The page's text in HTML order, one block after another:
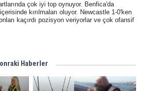
çok iyi top oynuyor. Benfica'da
kırılmaları oluyor. Newcastle 1-0'ken
kaçırdı pozisyon veriyorlar ve çok ofansif
Haberler